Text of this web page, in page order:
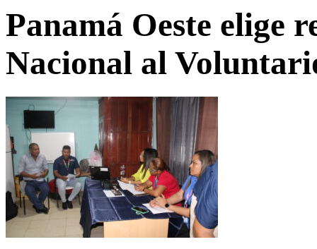
Panamá Oeste elige
Nacional al